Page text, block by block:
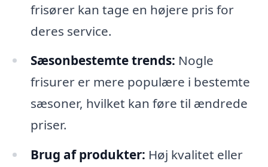
frisører kan tage en højere pris for
deres service.
Sæsonbestemte trends: Nogle
frisurer er mere populære i bestemte
sæsoner, hvilket kan føre til ændrede
priser.
Brug af produkter: Høj kvalitet eller